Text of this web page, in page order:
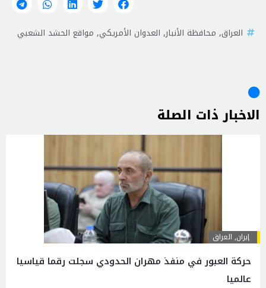
العراق, محافظة الأنبار, العدوان الأمريكي, مواقع الحشد الشعبي
الاخبار ذات الصلة
إيران, العراق
حركة العبور في منفذ مهران الحدودي سجلت رقما قياسيا
عالميا